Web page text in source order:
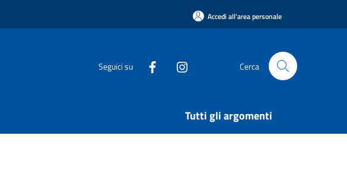
Accedi all'area personale
Seguici su Cerca
Tutti gli argomenti